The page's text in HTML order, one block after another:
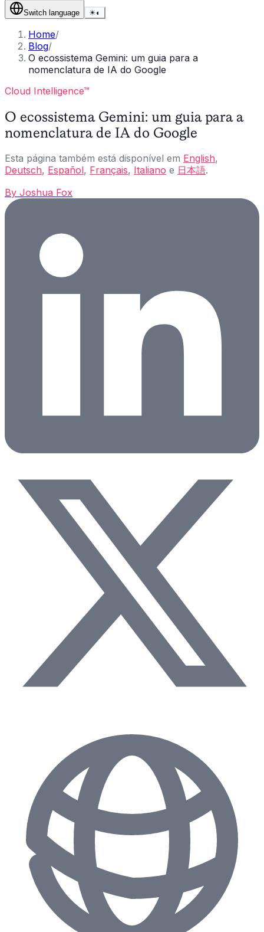
Switch language ☀◐
Home/
Blog/
O ecossistema Gemini: um guia para a
nomenclatura de IA do Google
Cloud Intelligence™
O ecossistema Gemini: um guia para a
nomenclatura de IA do Google
Esta página também está disponível em English,
Deutsch, Español, Français, Italiano e 日本語.
By Joshua Fox